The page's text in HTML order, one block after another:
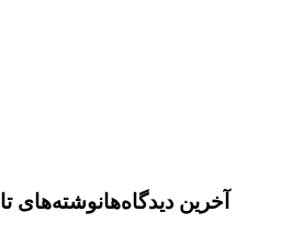
آپدیت
پسورد
همیار
نوشته‌های تازهآخرین دیدگاه‌ها